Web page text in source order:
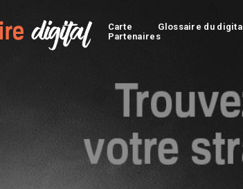
Carte Glossaire du digital
Partenaires